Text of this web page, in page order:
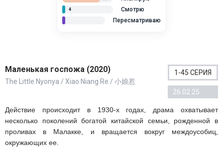
Смотрю
4
Пересматриваю
Маленькая госпожа (2020)
The Little Nyonya / Xiao Niang Re / 小娘惹
1-45 СЕРИЯ
26.02.25
Действие происходит в 1930-х годах, драма охватывает
несколько поколений богатой китайской семьи, рожденной в
проливах в Малакке, и вращается вокруг междоусобиц,
окружающих ее.